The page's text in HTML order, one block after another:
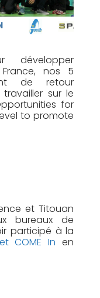
développer
nos 5
de retour
sur le
for
to promote
et Titouan
bureaux de
participé à la
COME Inen